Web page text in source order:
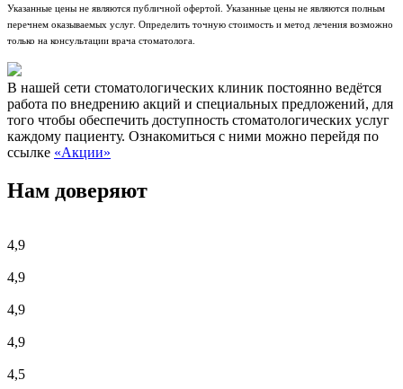
Указанные цены не являются публичной офертой. Указанные цены не являются полным
перечнем оказываемых услуг. Определить точную стоимость и метод лечения возможно
только на консультации врача стоматолога.
В нашей сети стоматологических клиник постоянно ведётся
работа по внедрению акций и специальных предложений, для
того чтобы обеспечить доступность стоматологических услуг
каждому пациенту. Ознакомиться с ними можно перейдя по
ссылке «Акции»
Нам доверяют
4,9
4,9
4,9
4,9
4,5